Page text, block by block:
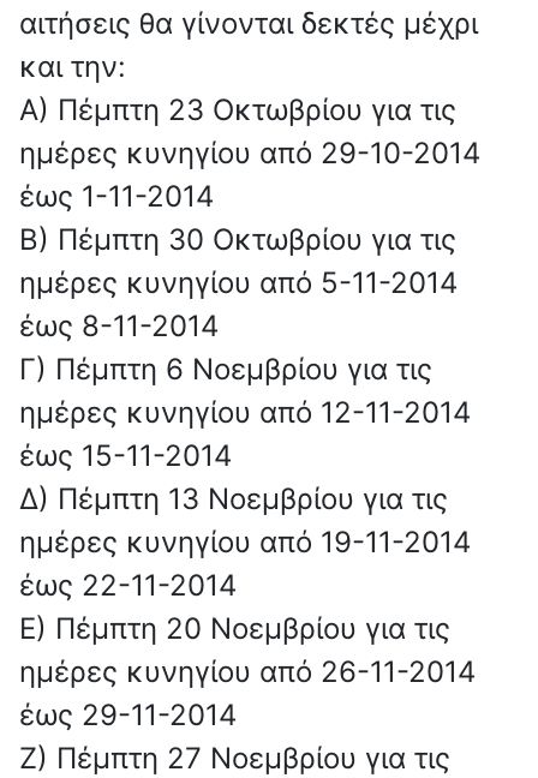
αιτήσεις θα γίνονται δεκτές μέχρι
και την:
Α) Πέμπτη 23 Οκτωβρίου για τις
ημέρες κυνηγίου από 29-10-2014
έως 1-11-2014
Β) Πέμπτη 30 Οκτωβρίου για τις
ημέρες κυνηγίου από 5-11-2014
έως 8-11-2014
Γ) Πέμπτη 6 Νοεμβρίου για τις
ημέρες κυνηγίου από 12-11-2014
έως 15-11-2014
Δ) Πέμπτη 13 Νοεμβρίου για τις
ημέρες κυνηγίου από 19-11-2014
έως 22-11-2014
Ε) Πέμπτη 20 Νοεμβρίου για τις
ημέρες κυνηγίου από 26-11-2014
έως 29-11-2014
Ζ) Πέμπτη 27 Νοεμβρίου για τις